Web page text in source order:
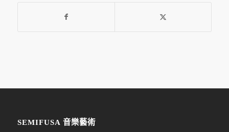
SEMIFUSA 音樂藝術